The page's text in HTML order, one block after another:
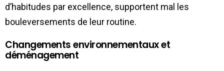
d’habitudes par excellence, supportent mal les
bouleversements de leur routine.
Changements environnementaux et
déménagement